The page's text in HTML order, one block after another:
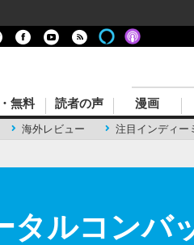
海外レビュー 注目インディー
無料 読者の声 漫画
ルコンバ